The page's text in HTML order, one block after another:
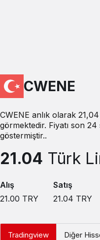
CWENE
CWENE anlık olarak
görmektedir. Fiyatı son
göstermiştir..
21.04 Türk
Alış
21.00 TRY
Satış
21.04 TRY
Tradingview Diğer